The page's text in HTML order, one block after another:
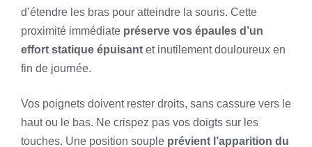
d’étendre les bras pour atteindre la souris. Cette
proximité immédiate préserve vos épaules d’un
effort statique épuisant et inutilement douloureux en
fin de journée.
Vos poignets doivent rester droits, sans cassure vers le
haut ou le bas. Ne crispez pas vos doigts sur les
touches. Une position souple prévient l’apparition du